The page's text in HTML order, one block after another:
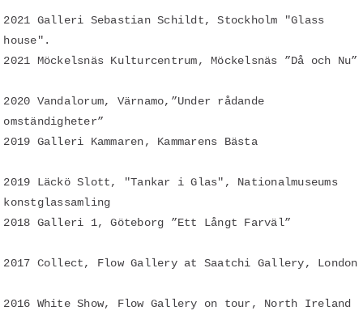
2021 Galleri Sebastian Schildt, Stockholm "Glass
house".
2021 Möckelsnäs Kulturcentrum, Möckelsnäs ”Då och Nu”
2020 Vandalorum, Värnamo,”Under rådande
omständigheter”
2019 Galleri Kammaren, Kammarens Bästa
2019 Läckö Slott, "Tankar i Glas", Nationalmuseums
konstglassamling
2018 Galleri 1, Göteborg ”Ett Långt Farväl”
2017 Collect, Flow Gallery at Saatchi Gallery, London
2016 White Show, Flow Gallery on tour, North Ireland